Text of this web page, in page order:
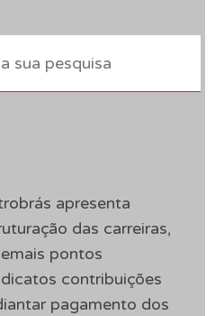
apresenta
das carreiras,
pontos
contribuições
pagamento dos